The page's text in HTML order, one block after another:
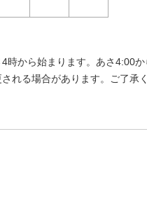
時から始まります。あさ4:00
れる場合があります。ご了承く